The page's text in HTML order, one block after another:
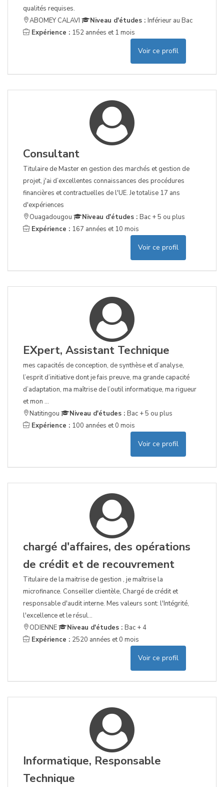
qualités requises.
ABOMEY CALAVI
Niveau d'études : Inférieur au Bac
Expérience : 152 années et 1 mois
Voir ce profil
Consultant
Titulaire de Master en gestion des marchés et gestion de
projet, j'ai d’excellentes connaissances des procédures
financières et contractuelles de l'UE. Je totalise 17 ans
d'expériences
Ouagadougou
Niveau d'études : Bac + 5 ou plus
Expérience : 167 années et 10 mois
Voir ce profil
EXpert, Assistant Technique
mes capacités de conception, de synthèse et d’analyse,
l’esprit d’initiative dont je fais preuve, ma grande capacité
d’adaptation, ma maîtrise de l’outil informatique, ma rigueur
et mon ...
Natitingou
Niveau d'études : Bac + 5 ou plus
Expérience : 100 années et 0 mois
Voir ce profil
chargé d'affaires, des opérations
de crédit et de recouvrement
Titulaire de la maitrise de gestion , je maîtrise la
microfinance. Conseiller clientèle, Chargé de crédit et
responsable d'audit interne. Mes valeurs sont: l'Intégrité,
l'excellence et le résul...
ODIENNE
Niveau d'études : Bac + 4
Expérience : 2520 années et 0 mois
Voir ce profil
Informatique, Responsable
Technique